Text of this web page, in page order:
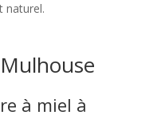
naturel.
à miel à